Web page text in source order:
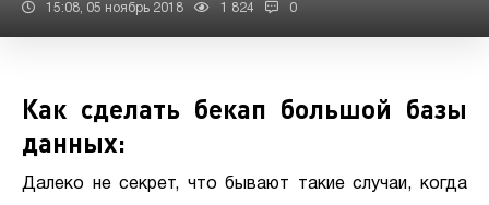
15:08, 05 ноябрь 2018 1 824 0
Как сделать бекап большой базы
данных:
Далеко не секрет, что бывают такие случаи, когда